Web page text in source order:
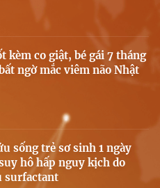
kèm co giật, bé gái 7 tháng
ngờ mắc viêm não Nhật
sống trẻ sơ sinh 1 ngày
hô hấp nguy kịch do
surfactant